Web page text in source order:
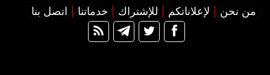
من نحن لإعلاناتكم للإشتراك خدماتنا اتصل بنا